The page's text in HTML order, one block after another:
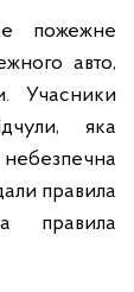
пожежне
авто,
Учасники
яка
правила
правила